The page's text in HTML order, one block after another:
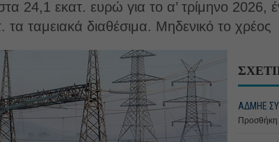
24,1 εκατ. ευρώ για το α’ τρίμηνο 2026,
τα ταμειακά διαθέσιμα. Μηδενικό το χρέος
ΑΔΜΗΕ
Προσθήκη